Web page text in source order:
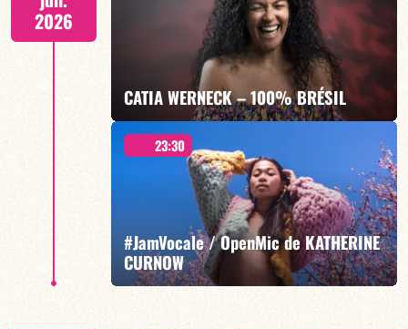
2026
CATIA WERNECK – 100% BRÉSIL
Catia Werneck/Vincent Bidal/Laurent
Vernerey/Stéphane Huchard
23:30
#JamVocale / OpenMic de KATHERINE
CURNOW